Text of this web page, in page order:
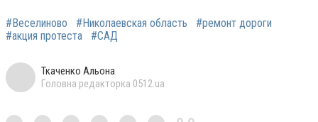
#Веселиново #Николаевская область
#ремонт дороги
#акция протеста
#САД
Ткаченко Альона
Головна редакторка 0512.ua